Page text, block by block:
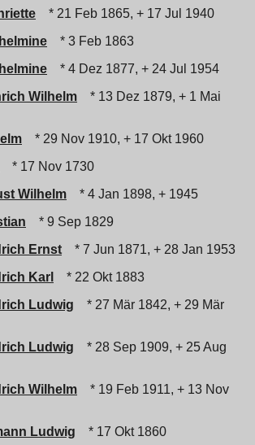
* 21 Feb 1865, + 17 Jul 1940
* 3 Feb 1863
* 4 Dez 1877, + 24 Jul 1954
Wilhelm
* 13 Dez 1879, + 1 Mai
* 29 Nov 1910, + 17 Okt 1960
* 17 Nov 1730
Wilhelm
* 4 Jan 1898, + 1945
* 9 Sep 1829
Ernst
* 7 Jun 1871, + 28 Jan 1953
Karl
* 22 Okt 1883
Ludwig
* 27 Mär 1842, + 29 Mär
Ludwig
* 28 Sep 1909, + 25 Aug
Wilhelm
* 19 Feb 1911, + 13 Nov
Ludwig
* 17 Okt 1860